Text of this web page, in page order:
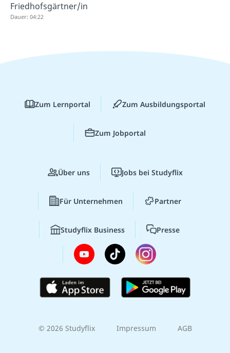
Friedhofsgärtner/in
Dauer: 04:22
Zum Lernportal Zum Ausbildungsportal
Zum Jobportal
Über uns Jobs bei Studyflix
Für Unternehmen Partner
Studyflix Business Presse
© 2026 Studyflix Impressum AGB